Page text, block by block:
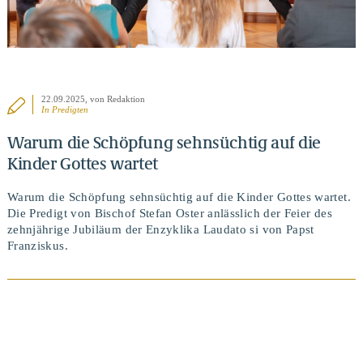
22.09.2025 , von Redaktion
In Predigten
Warum die Schöpfung sehnsüchtig auf die
Kinder Gottes wartet
Warum die Schöpfung sehnsüchtig auf die Kinder Gottes wartet.
Die Predigt von Bischof Stefan Oster anlässlich der Feier des
zehnjährige Jubiläum der Enzyklika Laudato si von Papst
Franziskus.